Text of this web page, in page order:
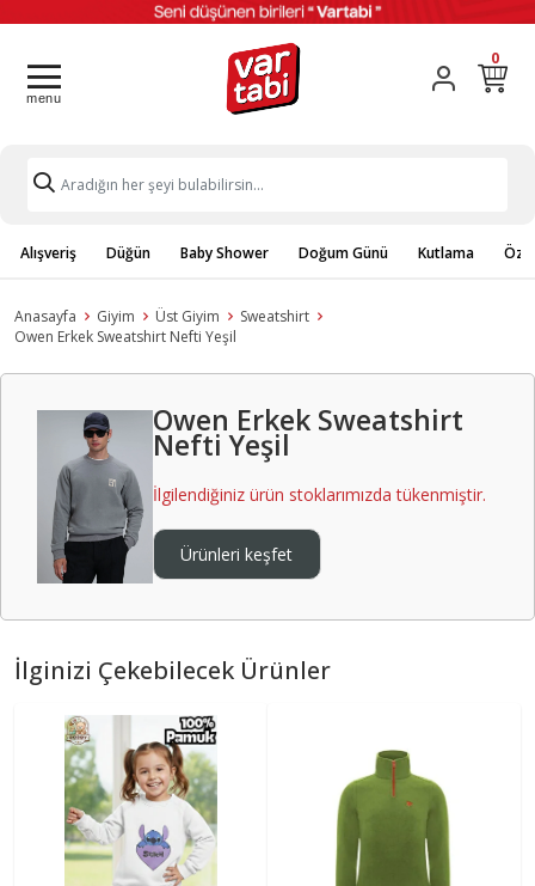
0
Alışveriş Düğün Baby Shower Doğum Günü Kutlama
Anasayfa Giyim Üst Giyim
Sweatshirt
Owen Erkek Sweatshirt Nefti Yeşil
Owen Erkek Sweatshirt
Nefti Yeşil
İlgilendiğiniz ürün stoklarımızda tükenmiştir.
Ürünleri keşfet
İlginizi Çekebilecek Ürünler